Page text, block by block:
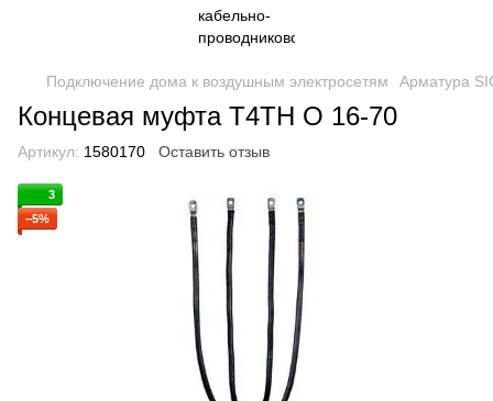
Подключение дома к воздушным электросетям Арматура
Концевая муфта T4TH O 16-70
Артикул: 1580170 Оставить отзыв
3
−5%